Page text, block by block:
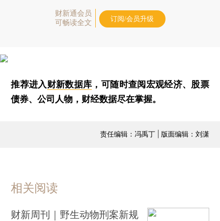
财新通会员
可畅读全文
订阅/会员升级
推荐进入财新数据库 ，可随时查阅宏观经济、股票
债券、公司人物，财经数据尽在掌握。
责任编辑：冯禹丁 | 版面编辑：刘潇
相关阅读
财新周刊｜野生动物刑案新规